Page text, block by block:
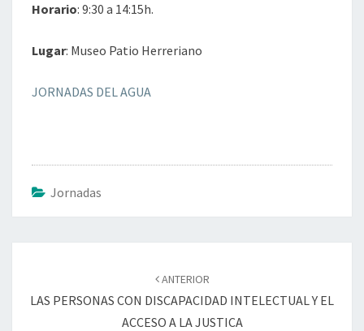
Horario: 9:30 a 14:15h.
Lugar: Museo Patio Herreriano
JORNADAS DEL AGUA
Jornadas
entradas
ANTERIOR
LAS PERSONAS CON DISCAPACIDAD INTELECTUAL Y EL
ACCESO A LA JUSTICA